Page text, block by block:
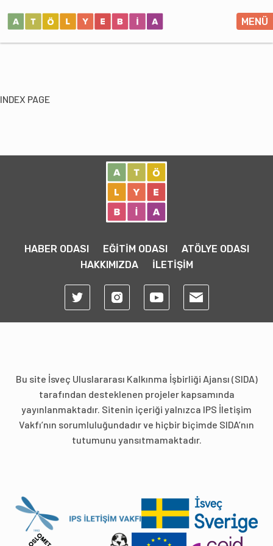
MENÜ
INDEX PAGE
HABER ODASI EĞİTİM ODASI
ATÖLYE ODASI
HAKKIMIZDA
İLETİŞİM
Bu site İsveç Uluslararası Kalkınma İşbirliği Ajansı (SIDA)
tarafından desteklenen projeler kapsamında
yayınlanmaktadır. Sitenin içeriği yalnızca IPS İletişim
Vakfı’nın sorumluluğundadır ve hiçbir biçimde SIDA’nın
tutumunu yansıtmamaktadır.